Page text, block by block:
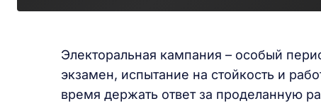
Электоральная кампания – особый
экзамен, испытание на стойкость и
время держать ответ за проделанную